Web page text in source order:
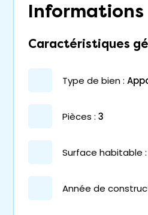
Informations
Caractéristiques
type de bien :
pièces : 3
surface habitable :
année de